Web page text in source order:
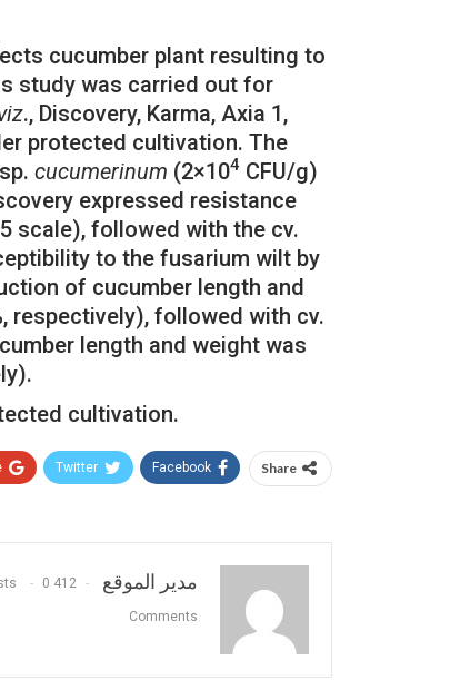
cucumber plant resulting to
study was carried out for
., Discovery, Karma, Axia 1,
protected cultivation. The
cucumerinum (2×104 CFU/g)
expressed resistance
scale), followed with the cv.
to the fusarium wilt by
of cucumber length and
respectively), followed with cv.
length and weight was
cultivation.
Share
Facebook
Twitter
مدير الموقع 412 Posts
0
Comments